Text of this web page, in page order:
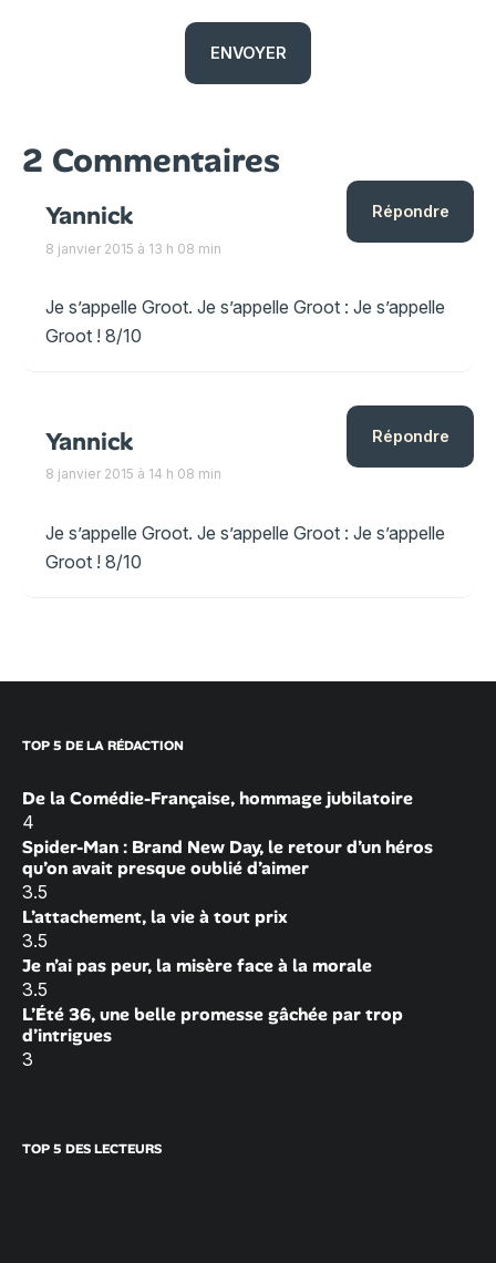
2 Commentaires
Yannick
8 janvier 2015 à 13 h 08 min
Je s’appelle Groot. Je s’appelle Groot : Je s’appelle
Groot ! 8/10
Répondre
Yannick
8 janvier 2015 à 14 h 08 min
Je s’appelle Groot. Je s’appelle Groot : Je s’appelle
Groot ! 8/10
Répondre
TOP 5 DE LA RÉDACTION
De la Comédie-Française, hommage jubilatoire
4
Spider-Man : Brand New Day, le retour d’un héros
qu’on avait presque oublié d’aimer
3.5
L’attachement, la vie à tout prix
3.5
Je n’ai pas peur, la misère face à la morale
3.5
L’Été 36, une belle promesse gâchée par trop
d’intrigues
3
TOP 5 DES LECTEURS